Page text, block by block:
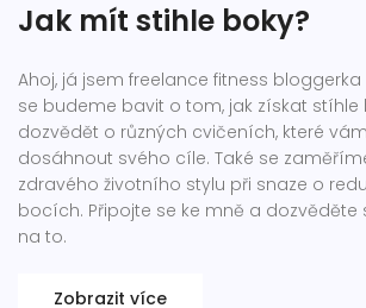
Jak mít stihle boky?
Ahoj, já jsem freelance fitness
se budeme bavit o tom, jak získat stíhle
dozvědět o různých cvičeních, které
dosáhnout svého cíle. Také se
zdravého životního stylu při snaze o
bocích. Připojte se ke mně a dozvěděte
na to.
Zobrazit více